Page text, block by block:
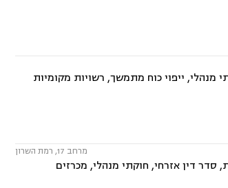
מנהלי, ייפוי כוח מתמשך, רשויות מקומיות
מרחב 17, רמת השרון
סדר דין אזרחי, חוקתי מנהלי, מכרזים